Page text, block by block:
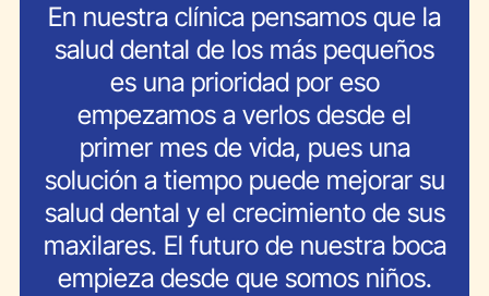
En nuestra clínica pensamos que la
salud dental de los más pequeños
es una prioridad por eso
empezamos a verlos desde el
primer mes de vida, pues una
solución a tiempo puede mejorar su
salud dental y el crecimiento de sus
maxilares. El futuro de nuestra boca
empieza desde que somos niños.